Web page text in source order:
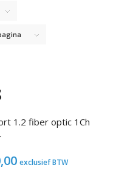
1.2 fiber optic 1Ch
exclusief BTW